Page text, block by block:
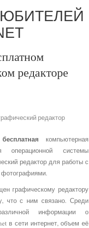
редакторе
бесплатная компьютерная
операционной системы
редактор для работы с
фотографиями.
графическому редактору
что с ним связано. Среди
информации о
в сети интернет, объем её